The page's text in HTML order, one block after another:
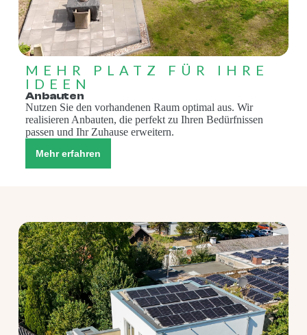
MEHR PLATZ FÜR IHRE
IDEEN
Anbauten
Nutzen Sie den vorhandenen Raum optimal aus. Wir
realisieren Anbauten, die perfekt zu Ihren Bedürfnissen
passen und Ihr Zuhause erweitern.
Mehr erfahren